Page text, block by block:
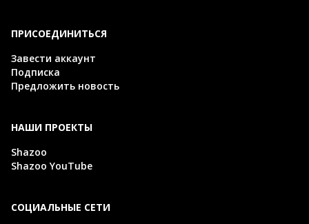
ПРИСОЕДИНИТЬСЯ
Завести аккаунт
Подписка
Предложить новость
НАШИ ПРОЕКТЫ
Shazoo
Shazoo YouTube
СОЦИАЛЬНЫЕ СЕТИ